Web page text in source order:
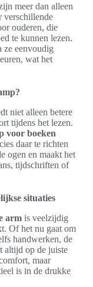
meer dan alleen
verschillende
ouderen, die
te kunnen lezen.
ze eenvoudig
wat het
niet alleen betere
tijdens het lezen.
voor boeken
daar te richten
ogen en maakt het
tijdschriften of
situaties
arm is veelzijdig
Of het nu gaat om
handwerken, de
altijd op de juiste
maar
is in de drukke